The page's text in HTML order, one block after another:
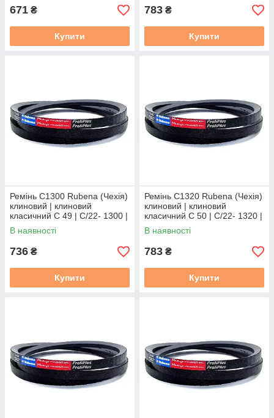
671 ₴
Купити
783 ₴
Купити
Ремінь C1300 Rubena (Чехія)
клиновий | клиновий
класичний C 49 | C/22- 1300 |
С(В)-1300
В наявності
736 ₴
Купити
Ремінь C1320 Rubena (Чехія)
клиновий | клиновий
класичний C 50 | C/22- 1320 |
С(В)-1320
В наявності
783 ₴
Купити